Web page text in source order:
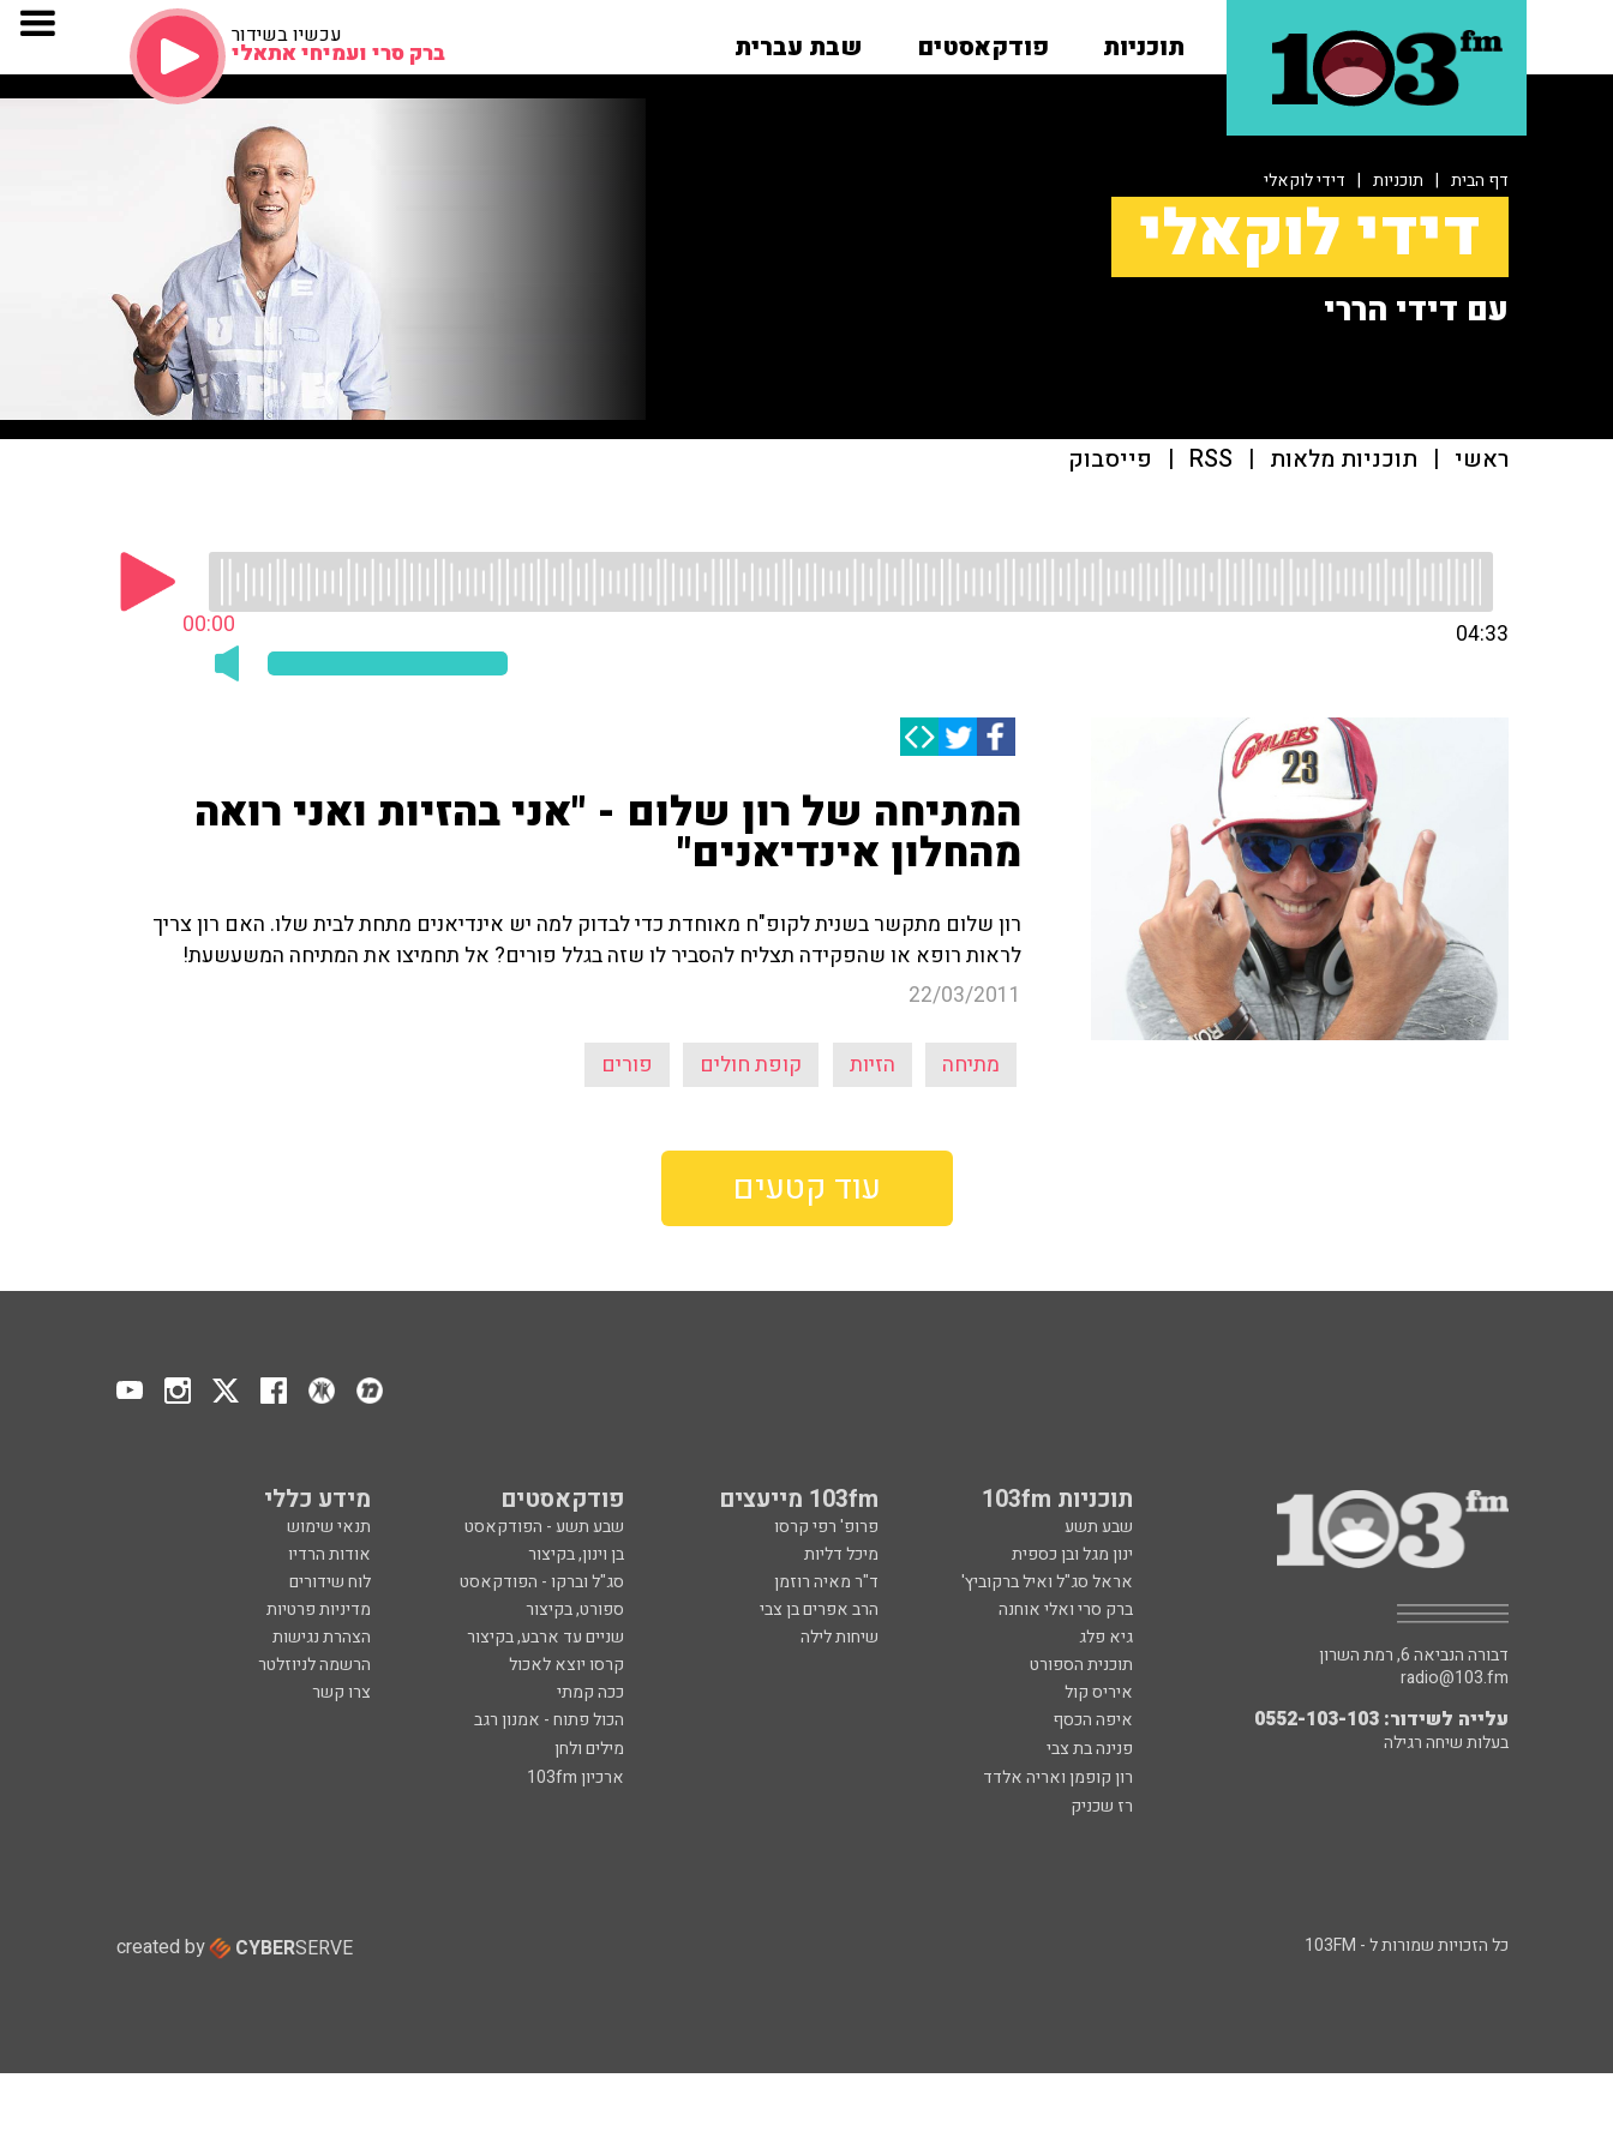
תוכניות פודקאסטים שבת עברית עכשיו בשידור
ברק סרי ועמיחי אתאלי
דף הבית | תוכניות | דידי לוקאלי
דידי לוקאלי
עם דידי הררי
ראשי | תוכניות מלאות |
RSS
| פייסבוק
00:00 04:33
המתיחה של רון שלום - "אני בהזיות ואני רואה
מהחלון אינדיאנים"
רון שלום מתקשר בשנית לקופ"ח מאוחדת כדי לבדוק למה יש אינדיאנים מתחת לבית שלו. האם רון צריך
לראות רופא או שהפקידה תצליח להסביר לו שזה בגלל פורים? אל תחמיצו את המתיחה המשעשעת!
22/03/2011
מתיחה הזיות קופת חולים פורים
עוד קטעים
תוכניות 103fm 103fm מייעצים פודקאסטים מידע כללי
שבע תשע פרופ' רפי קרסו שבע תשע - הפודקאסט
תנאי שימוש
ינון מגל ובן כספית
מיכל דליות בן וינון, בקיצור
אודות הרדיו
אראל סג"ל ואיל ברקוביץ'
ד"ר מאיה רוזמן סג"ל וברקו - הפודקאסט
לוח שידורים
ברק סרי ואלי אוחנה
הרב אפרים בן צבי ספורט, בקיצור
מדיניות פרטיות
גיא פלג
שיחות לילה שניים עד ארבע, בקיצור
הצהרת נגישות
תוכנית הספורט
קרסו יוצא לאכול
הרשמה לניוזלטר
איריס קול
ככה קמתי
צרו קשר
איפה הכסף
הכול פתוח - אמנון רגב
פנינה בת צבי
מילים ולחן
רון קופמן ואריה אלדד
ארכיון 103fm
רז שכניק
דבורה הנביאה 6, רמת השרון
radio@103.fm
עלייה לשידור: 0552-103-103
בעלות שיחה רגילה
כל הזכויות שמורות ל - 103FM created by CYBERSERVE